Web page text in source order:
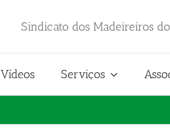
Sindicato dos Madeireiros
Vídeos Serviços